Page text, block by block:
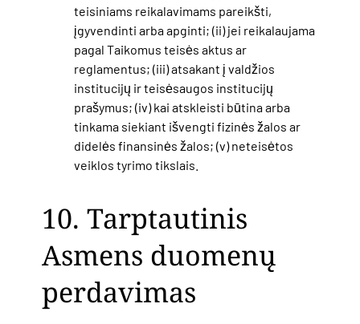
teisiniams reikalavimams pareikšti,
įgyvendinti arba apginti; (ii) jei reikalaujama
pagal Taikomus teisės aktus ar
reglamentus; (iii) atsakant į valdžios
institucijų ir teisėsaugos institucijų
prašymus; (iv) kai atskleisti būtina arba
tinkama siekiant išvengti fizinės žalos ar
didelės finansinės žalos; (v) neteisėtos
veiklos tyrimo tikslais.
10. Tarptautinis
Asmens duomenų
perdavimas